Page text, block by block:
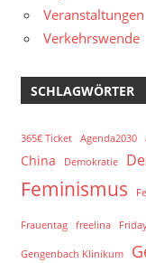
Veranstaltungen
Verkehrswende
SCHLAGWÖRTER
365€ Ticket Agenda2030
China Demokratie
Feminismus
Frauentag freelina
Gengenbach Klinikum